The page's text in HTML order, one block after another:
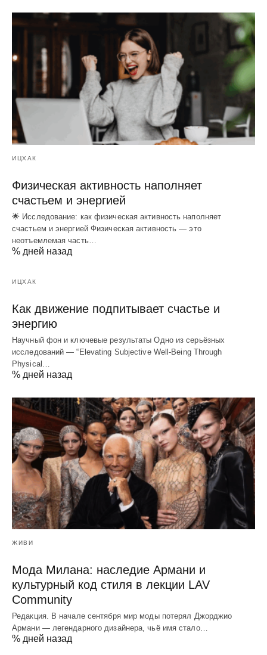
ИЦХАК
Физическая активность наполняет
счастьем и энергией
🌟 Исследование: как физическая активность наполняет
счастьем и энергией Физическая активность — это
неотъемлемая часть…
% дней назад
ИЦХАК
Как движение подпитывает счастье и
энергию
Научный фон и ключевые результаты Одно из серьёзных
исследований — “Elevating Subjective Well‑Being Through
Physical…
% дней назад
ЖИВИ
Мода Милана: наследие Армани и
культурный код стиля в лекции LAV
Community
Редакция. В начале сентября мир моды потерял Джорджио
Армани — легендарного дизайнера, чьё имя стало…
% дней назад